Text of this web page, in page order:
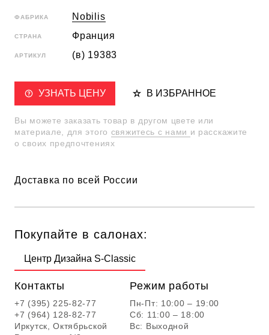
ФАБРИКА Nobilis
СТРАНА Франция
АРТИКУЛ (в) 19383
УЗНАТЬ ЦЕНУ В ИЗБРАННОЕ
Вы можете заказать товар в другом цвете или
материале, для этого свяжитесь с нами и расскажите
о своих предпочтениях
Доставка по всей России
Покупайте в салонах:
Центр Дизайна S-Classic
Контакты
+7 (395) 225-82-77
+7 (964) 128-82-77
Иркутск, Октябрьской
Режим работы
Пн-Пт: 10:00 – 19:00
Сб: 11:00 – 18:00
Вс: Выходной